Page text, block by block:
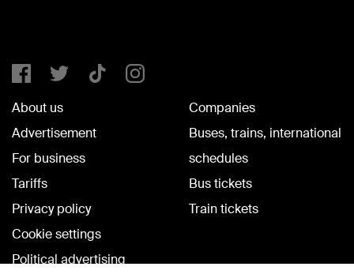
About us
Advertisement
For business
Tariffs
Privacy policy
Cookie settings
Political advertising
Companies
Buses, trains, international
schedules
Bus tickets
Train tickets